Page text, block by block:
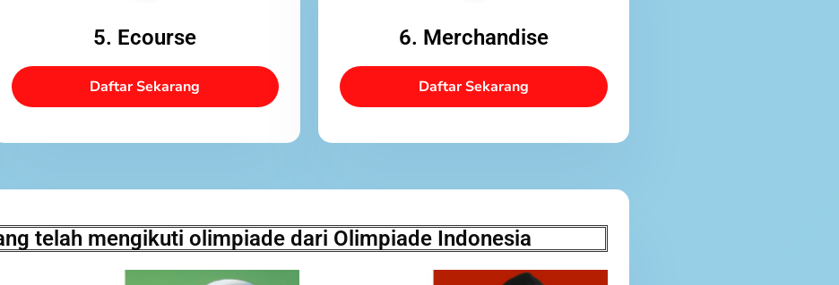
5. Ecourse
Daftar Sekarang
6. Merchandise
Daftar Sekarang
telah mengikuti olimpiade dari Olimpiade Indonesia